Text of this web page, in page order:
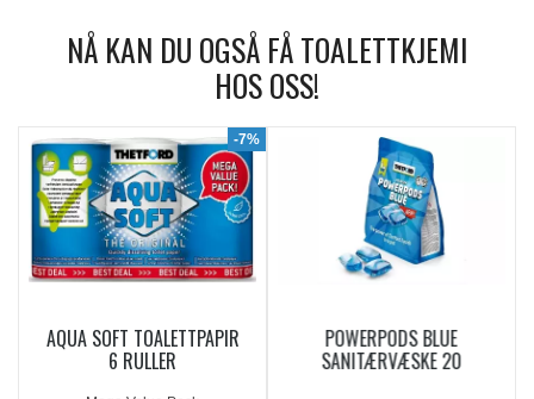
NÅ KAN DU OGSÅ FÅ TOALETTKJEMI
HOS OSS!
-7%
AQUA SOFT TOALETTPAPIR
6 RULLER
POWERPODS BLUE
SANITÆRVÆSKE 20